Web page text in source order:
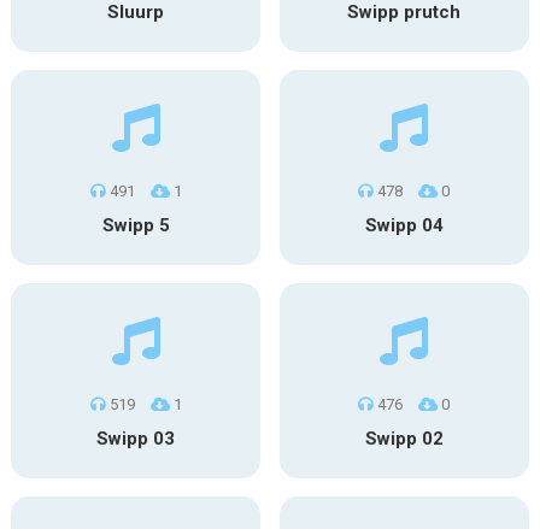
Sluurp Swipp prutch
491 1
Swipp 5
478 0
Swipp 04
519 1
Swipp 03
476 0
Swipp 02